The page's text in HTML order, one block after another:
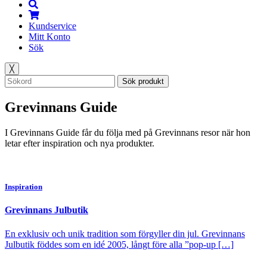
Kundservice
Mitt Konto
Sök
╳
Sök produkt
Grevinnans Guide
I Grevinnans Guide får du följa med på Grevinnans resor när hon
letar efter inspiration och nya produkter.
Inspiration
Grevinnans Julbutik
En exklusiv och unik tradition som förgyller din jul. Grevinnans
Julbutik föddes som en idé 2005, långt före alla ”pop-up […]